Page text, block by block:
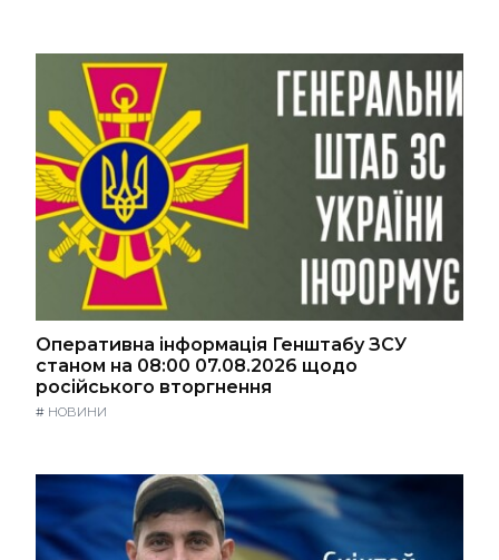
Оперативна інформація Генштабу ЗСУ
станом на 08:00 07.08.2026 щодо
російського вторгнення
# НОВИНИ